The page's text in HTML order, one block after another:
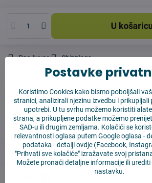
U košaricu
Pas čuvar Shippings
Vysajto.sk
✅ Spremno za slanje odmah
✅ BESPLATNA dostava iznad 55 EUR
✅ 14 dana za povrat robe
Opis
Postavke
Koristimo Cookies kako bismo poboljšali
stranici, analizirali njezinu izvedbu i prikupljali
upotrebi. U tu svrhu možemo koristiti
strana, a prikupljene podatke možemo
SAD-u ili drugim zemljama. Kolačići se
relevantnosti oglasa putem Google oglasa -
podataka -detalji ovdje (Facebook,
"Prihvati sve kolačiće" izražavate svoj
Možete pronaći detaljne informacije ili
nastavku.